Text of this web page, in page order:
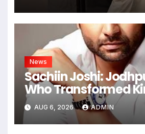
News
Sachiin Joshi:
Who Transformed
Villa Into King’s
AUG 6, 2026 ADMIN